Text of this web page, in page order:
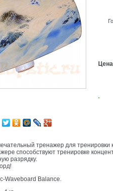
Цена
.
тренажер для тренировки
способствуют тренировке
разрядку.
Waveboard Balance.